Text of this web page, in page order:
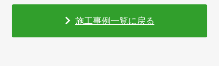
施工事例一覧に戻る